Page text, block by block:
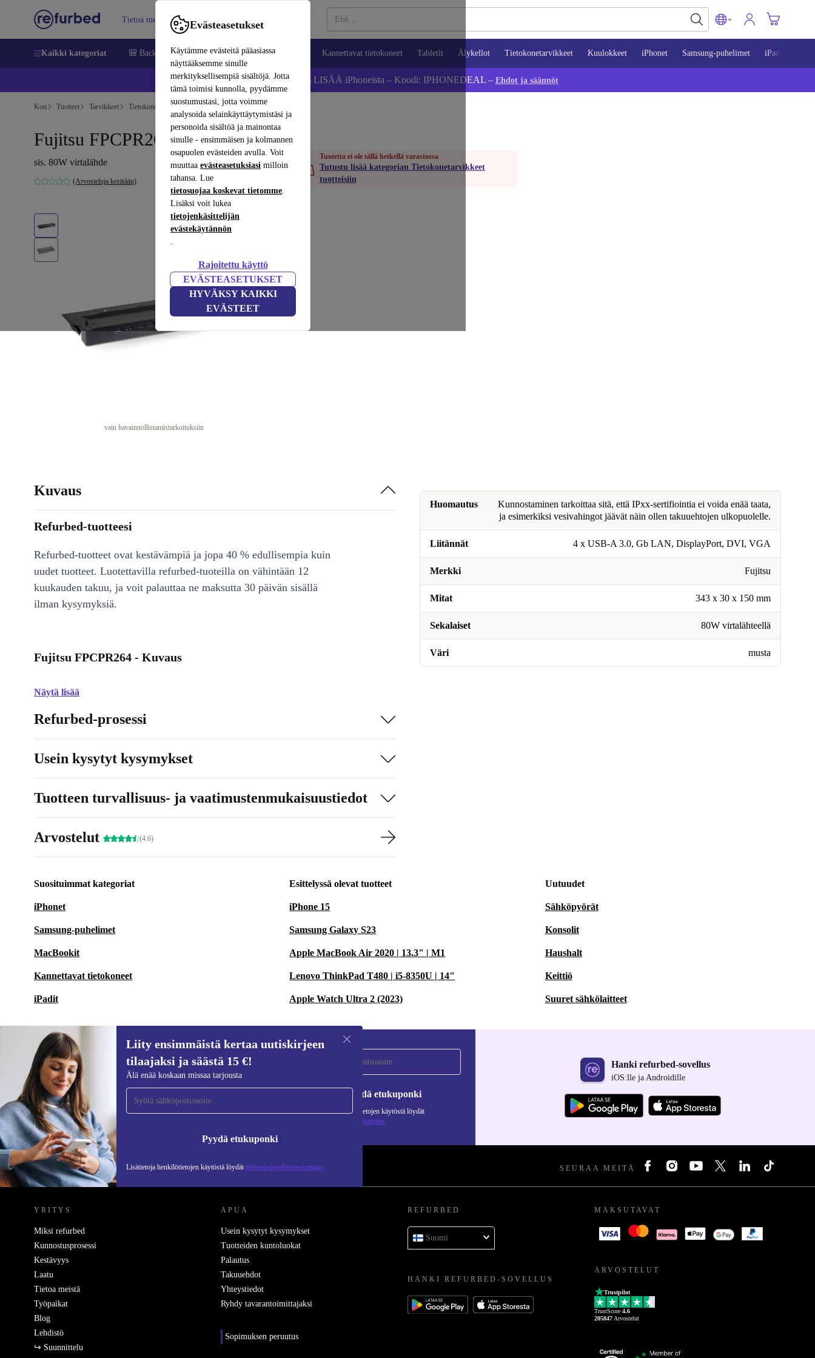
Evästeasetukset
Käytämme evästeitä pääasiassa
näyttääksemme sinulle
merkityksellisempiä sisältöjä. Jotta
tämä toimisi kunnolla, pyydämme
suostumustasi, jotta voimme
analysoida selainkäyttäytymistäsi ja
personoida sisältöä ja mainontaa
sinulle - ensimmäisen ja kolmannen
osapuolen evästeiden avulla. Voit
muuttaa evästeasetuksiasi milloin
tahansa. Lue
tietosuojaa koskevat tietomme.
Lisäksi voit lukea
tietojenkäsittelijän
evästekäytännön
.
Rajoitettu käyttö
EVÄSTEASETUKSET
HYVÄKSY KAIKKI
EVÄSTEET
Tietoa meistä Myy Apua
Kaikki kategoriat 🎒 Back to school Matkapuhelimet ja älypuhelimet Kannettavat tietokoneet Tabletit Älykellot Tietokonetarvikkeet Kuulokkeet iPhonet Samsung-puhelimet iPadit
📱 Säästä 5 % LISÄÄ iPhoneista – Koodi: IPHONEDEAL – Ehdot ja säännöt
Koti Tuotteet Tarvikkeet Tietokonetarvikkeet
Fujitsu FPCPR264
sis. 80W virtalähde
(Arvosteluja kerätään)
vain havainnollistamistarkoituksiin
Tuotetta ei ole tällä hetkellä varastossa
Tutustu lisää kategorian Tietokonetarvikkeet
tuotteisiin
Huomautus
Kunnostaminen tarkoittaa sitä, että IPxx-sertifiointia ei voida enää taata,
ja esimerkiksi vesivahingot jäävät näin ollen takuuehtojen ulkopuolelle.
Liitännät 4 x USB-A 3.0, Gb LAN, DisplayPort, DVI, VGA
Merkki Fujitsu
Mitat 343 x 30 x 150 mm
Sekalaiset 80W virtalähteellä
Väri musta
Kuvaus
Refurbed-tuotteesi
Refurbed-tuotteet ovat kestävämpiä ja jopa 40 % edullisempia kuin
uudet tuotteet. Luotettavilla refurbed-tuoteilla on vähintään 12
kuukauden takuu, ja voit palauttaa ne maksutta 30 päivän sisällä
ilman kysymyksiä.
Fujitsu FPCPR264 - Kuvaus
Näytä lisää
Refurbed-prosessi
Usein kysytyt kysymykset
Tuotteen turvallisuus- ja vaatimustenmukaisuustiedot
Arvostelut (4.6)
Suosituimmat kategoriat
iPhonet
Samsung-puhelimet
MacBookit
Kannettavat tietokoneet
iPadit
Esittelyssä olevat tuotteet
iPhone 15
Samsung Galaxy S23
Apple MacBook Air 2020 | 13.3" | M1
Lenovo ThinkPad T480 | i5-8350U | 14"
Apple Watch Ultra 2 (2023)
Uutuudet
Sähköpyörät
Konsolit
Haushalt
Keittiö
Suuret sähkölaitteet
Liity ensimmäistä kertaa uutiskirjeen
tilaajaksi ja säästä 15 €!
Älä enää koskaan missaa tarjousta
Pyydä etukuponki
Lisätietoja henkilötietojen käytöstä löydät tietosuojaselosteestamme
Liity ensimmäistä kertaa uutiskirjeen
tilaajaksi ja säästä 15 €!
Älä missaa enää yhtäkään tarjousta.
Pyydä etukuponki
Lisätietoja henkilötietojen käytöstä löydät
tietosuojaselosteestamme.
Hanki refurbed-sovellus
iOS:lle ja Androidille
REFURBED SUOMI - RETHINK NEW. SEURAA MEITÄ
YRITYS
Miksi refurbed
Kunnostusprosessi
Kestävyys
Laatu
Tietoa meistä
Työpaikat
Blog
Lehdistö
↪ Suunnittelu
APUA
Usein kysytyt kysymykset
Tuotteiden kuntoluokat
Palautus
Takuuehdot
Yhteystiedot
Ryhdy tavarantoimittajaksi
Sopimuksen peruutus
REFURBED
Suomi
HANKI REFURBED-SOVELLUS
MAKSUTAVAT
ARVOSTELUT
Trustpilot
TrustScore 4.6
205847 Arvostelut